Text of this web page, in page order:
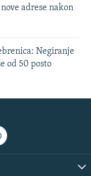
adrese nakon
Negiranje
od 50 posto